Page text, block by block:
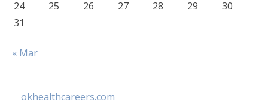
24 25 26 27 28 29
30
31
« Mar
okhealthcareers.com